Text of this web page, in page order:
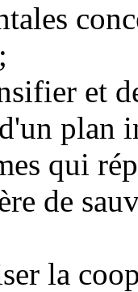
et
plan
qui
de
la